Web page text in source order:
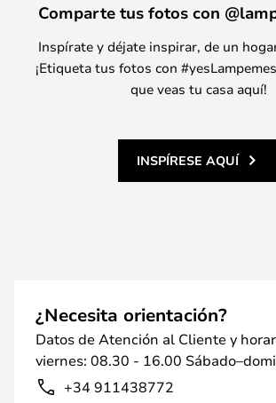
Comparte tus fotos con
Inspírate y déjate inspirar, de un
¡Etiqueta tus fotos con
que veas tu casa aquí!
INSPÍRESE AQUÍ
¿Necesita orientación?
Datos de Atención al Cliente y
viernes: 08.30 - 16.00
+34 911438772